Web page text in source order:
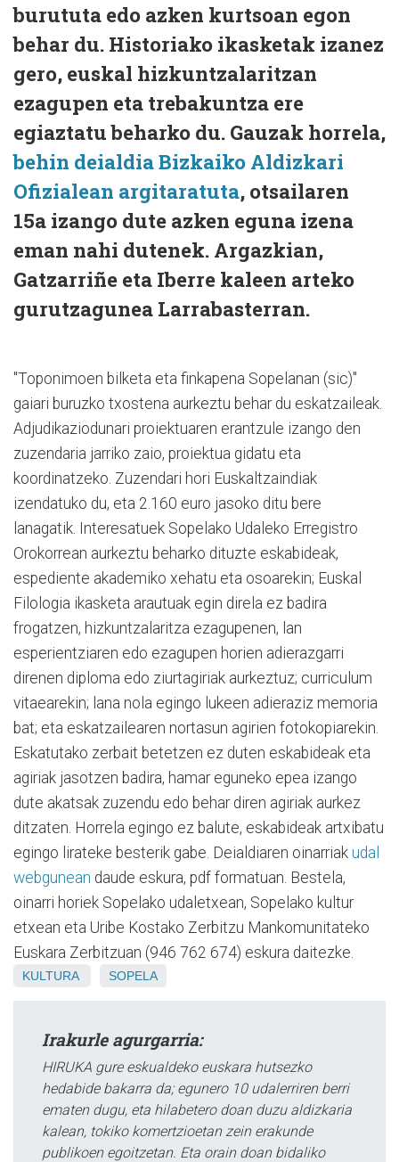
burututa edo azken kurtsoan egon
behar du. Historiako ikasketak izanez
gero, euskal hizkuntzalaritzan
ezagupen eta trebakuntza ere
egiaztatu beharko du. Gauzak horrela,
behin deialdia Bizkaiko Aldizkari
Ofizialean argitaratuta, otsailaren
15a izango dute azken eguna izena
eman nahi dutenek. Argazkian,
Gatzarriñe eta Iberre kaleen arteko
gurutzagunea Larrabasterran.
"Toponimoen bilketa eta finkapena Sopelanan (sic)"
gaiari buruzko txostena aurkeztu behar du eskatzaileak.
Adjudikaziodunari proiektuaren erantzule izango den
zuzendaria jarriko zaio, proiektua gidatu eta
koordinatzeko. Zuzendari hori Euskaltzaindiak
izendatuko du, eta 2.160 euro jasoko ditu bere
lanagatik. Interesatuek Sopelako Udaleko Erregistro
Orokorrean aurkeztu beharko dituzte eskabideak,
espediente akademiko xehatu eta osoarekin; Euskal
Filologia ikasketa arautuak egin direla ez badira
frogatzen, hizkuntzalaritza ezagupenen, lan
esperientziaren edo ezagupen horien adierazgarri
direnen diploma edo ziurtagiriak aurkeztuz; curriculum
vitaearekin; lana nola egingo lukeen adieraziz memoria
bat; eta eskatzailearen nortasun agirien fotokopiarekin.
Eskatutako zerbait betetzen ez duten eskabideak eta
agiriak jasotzen badira, hamar eguneko epea izango
dute akatsak zuzendu edo behar diren agiriak aurkez
ditzaten. Horrela egingo ez balute, eskabideak artxibatu
egingo lirateke besterik gabe. Deialdiaren oinarriak udal
webgunean daude eskura, pdf formatuan. Bestela,
oinarri horiek Sopelako udaletxean, Sopelako kultur
etxean eta Uribe Kostako Zerbitzu Mankomunitateko
Euskara Zerbitzuan (946 762 674) eskura daitezke.
KULTURA SOPELA
Irakurle agurgarria:
HIRUKA gure eskualdeko euskara hutsezko
hedabide bakarra da; egunero 10 udalerriren berri
ematen dugu, eta hilabetero doan duzu aldizkaria
kalean, tokiko komertzioetan zein erakunde
publikoen egoitzetan. Eta orain doan bidaliko